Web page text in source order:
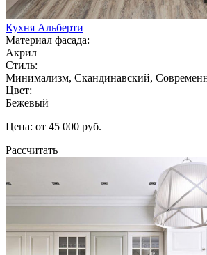
Кухня Альберти
Материал фасада:
Акрил
Стиль:
Минимализм, Скандинавский,
Цвет:
Бежевый
Цена: от 45 000 руб.
Рассчитать